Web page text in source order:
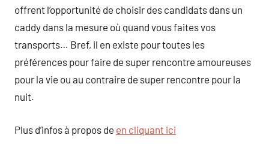
offrent l’opportunité de choisir des candidats dans un
caddy dans la mesure où quand vous faites vos
transports… Bref, il en existe pour toutes les
préférences pour faire de super rencontre amoureuses
pour la vie ou au contraire de super rencontre pour la
nuit.
Plus d’infos à propos de en cliquant ici